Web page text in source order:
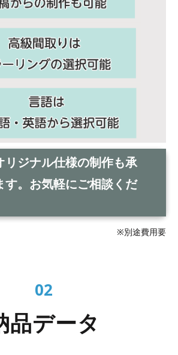
リジナル仕様の制作も承
す。お気軽にご相談くだ
※別途費用要
02
品データ